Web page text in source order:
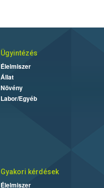
Ügyintézés
Élelmiszer
Állat
Növény
Labor/Egyéb
Gyakori kérdések
Élelmiszer